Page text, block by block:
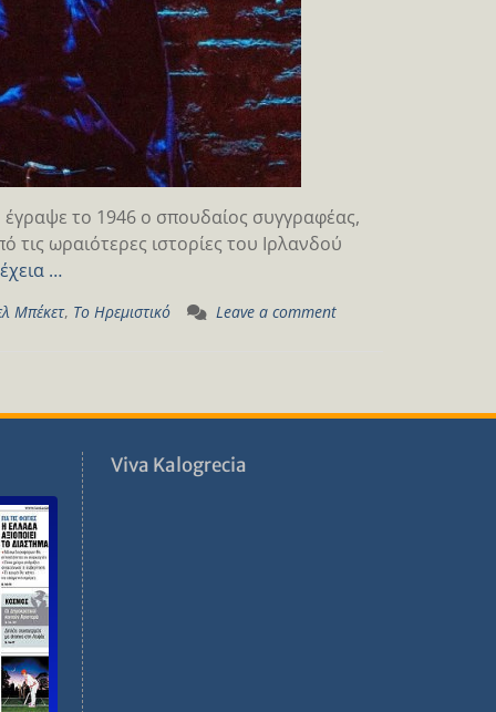
το 1946 ο σπουδαίος συγγραφέας,
ωραιότερες ιστορίες του Ιρλανδού
…
Μπέκετ, Το Ηρεμιστικό Leave a comment
Viva Kalogrecia